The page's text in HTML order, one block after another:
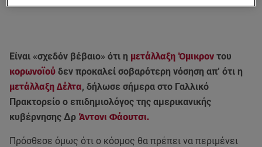
Είναι «σχεδόν βέβαιο» ότι η μετάλλαξη Όμικρον του
κορωνοϊού δεν προκαλεί σοβαρότερη νόσηση απ’ ότι η
μετάλλαξη Δέλτα, δήλωσε σήμερα στο Γαλλικό
Πρακτορείο ο επιδημιολόγος της αμερικανικής
κυβέρνησης Δρ Άντονι Φάουτσι.
Πρόσθεσε όμως ότι ο κόσμος θα πρέπει να περιμένει